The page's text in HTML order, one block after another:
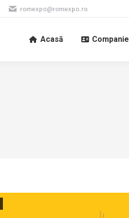
romexpo@romexpo.ro
Acasă Companie